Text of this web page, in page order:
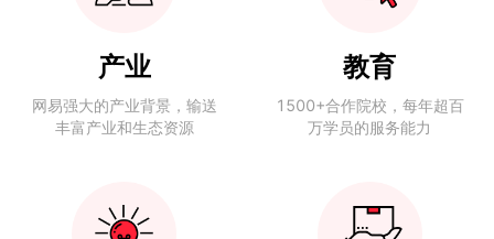
产业
网易强大的产业背景，输送
丰富产业和生态资源
教育
1500+合作院校，每年超百
万学员的服务能力